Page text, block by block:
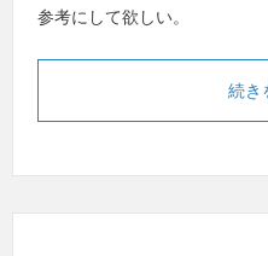
参考にして欲しい。
続き